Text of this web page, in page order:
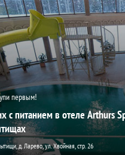
первым!
с питанием в отеле Arthurs
д. Ларево, ул. Хвойная, стр. 26